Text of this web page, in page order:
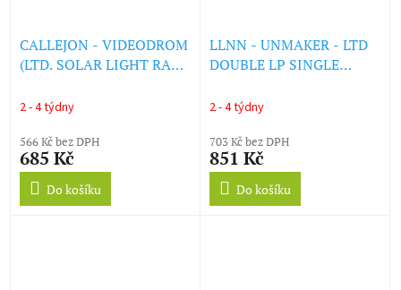
CALLEJON - VIDEODROM
(LTD. SOLAR LIGHT RAY
2 - 4 týdny
566 Kč bez DPH
685 Kč
Do košíku
LLNN - UNMAKER - LTD
DOUBLE LP SINGLE
2 - 4 týdny
703 Kč bez DPH
851 Kč
Do košíku